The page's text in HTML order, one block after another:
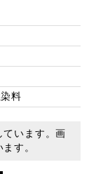
料
います。画
す。